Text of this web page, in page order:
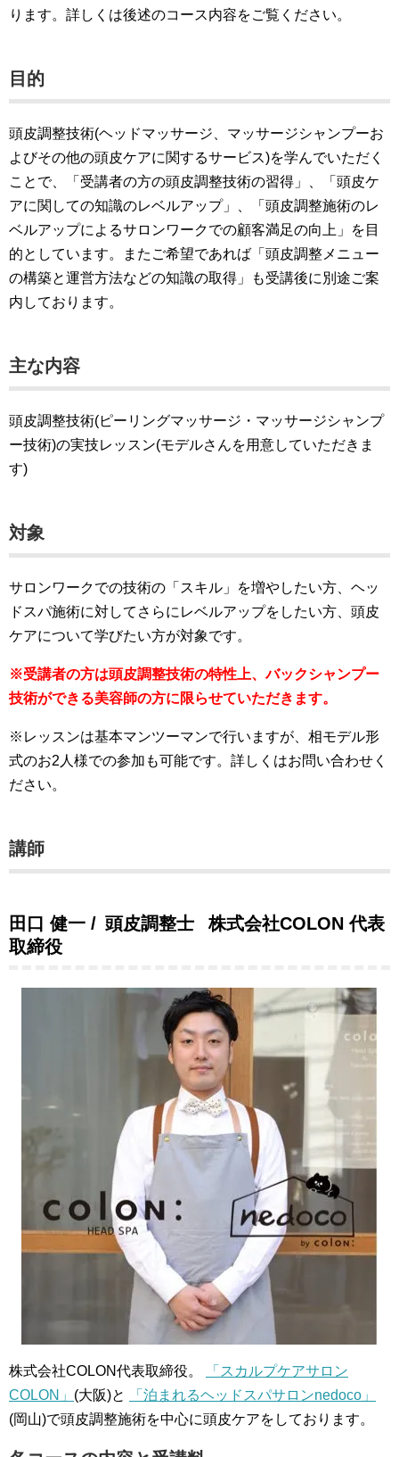
ります。詳しくは後述のコース内容をご覧ください。
目的
頭皮調整技術(ヘッドマッサージ、マッサージシャンプーお
よびその他の頭皮ケアに関するサービス)を学んでいただく
ことで、「受講者の方の頭皮調整技術の習得」、「頭皮ケ
アに関しての知識のレベルアップ」、「頭皮調整施術のレ
ベルアップによるサロンワークでの顧客満足の向上」を目
的としています。またご希望であれば「頭皮調整メニュー
の構築と運営方法などの知識の取得」も受講後に別途ご案
内しております。
主な内容
頭皮調整技術(ピーリングマッサージ・マッサージシャンプ
ー技術)の実技レッスン(モデルさんを用意していただきま
す)
対象
サロンワークでの技術の「スキル」を増やしたい方、ヘッ
ドスパ施術に対してさらにレベルアップをしたい方、頭皮
ケアについて学びたい方が対象です。
※受講者の方は頭皮調整技術の特性上、バックシャンプー
技術ができる美容師の方に限らせていただきます。
※レッスンは基本マンツーマンで行いますが、相モデル形
式のお2人様での参加も可能です。詳しくはお問い合わせく
ださい。
講師
田口 健一 / 頭皮調整士 株式会社COLON 代表
取締役
株式会社COLON代表取締役。
「スカルプケアサロン
COLON」 (大阪)と
「泊まれるヘッドスパサロンnedoco」
(岡山)で頭皮調整施術を中心に頭皮ケアをしております。